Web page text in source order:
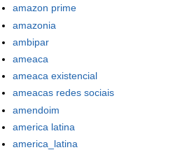
amazon prime
amazonia
ambipar
ameaca
ameaca existencial
ameacas redes sociais
amendoim
america latina
america_latina